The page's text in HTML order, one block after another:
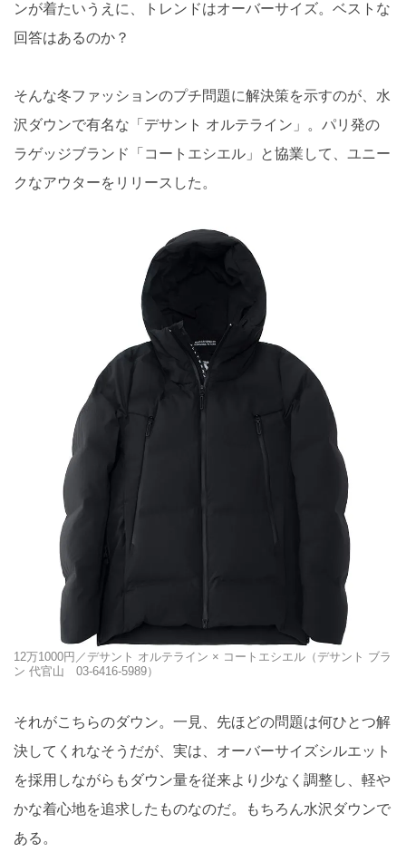
ンが着たいうえに、トレンドはオーバーサイズ。ベストな
回答はあるのか？
そんな冬ファッションのプチ問題に解決策を示すのが、水
沢ダウンで有名な「デサント オルテライン」。パリ発の
ラゲッジブランド「コートエシエル」と協業して、ユニー
クなアウターをリリースした。
12万1000円／デサント オルテライン × コートエシエル（デサント ブラ
ン 代官山 03-6416-5989）
それがこちらのダウン。一見、先ほどの問題は何ひとつ解
決してくれなそうだが、実は、オーバーサイズシルエット
を採用しながらもダウン量を従来より少なく調整し、軽や
かな着心地を追求したものなのだ。もちろん水沢ダウンで
ある。